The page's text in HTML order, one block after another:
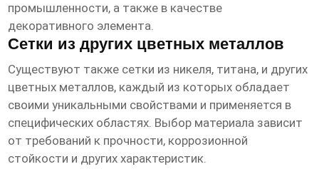
промышленности, а также в качестве
декоративного элемента.
Сетки из других цветных металлов
Существуют также сетки из никеля, титана, и других
цветных металлов, каждый из которых обладает
своими уникальными свойствами и применяется в
специфических областях. Выбор материала зависит
от требований к прочности, коррозионной
стойкости и других характеристик.